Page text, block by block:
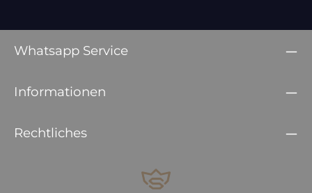
Whatsapp Service
Informationen
Rechtliches